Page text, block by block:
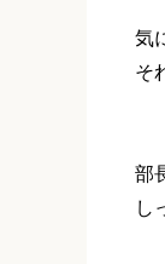
気
そ
部
し